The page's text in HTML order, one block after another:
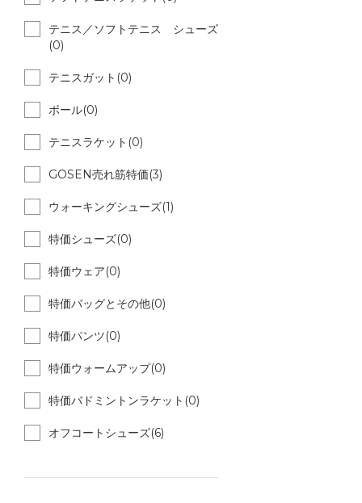
テニス／ソフトテニス シューズ
(0)
テニスガット(0)
ボール(0)
テニスラケット(0)
GOSEN売れ筋特価(3)
ウォーキングシューズ(1)
特価シューズ(0)
特価ウェア(0)
特価バッグとその他(0)
特価パンツ(0)
特価ウォームアップ(0)
特価バドミントンラケット(0)
オフコートシューズ(6)